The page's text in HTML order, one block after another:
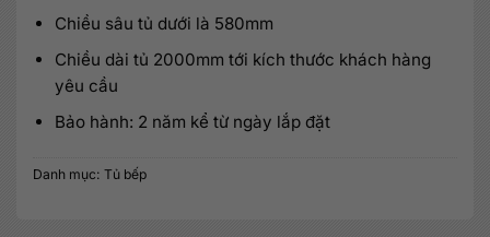
Chiều sâu tủ dưới là 580mm
Chiều dài tủ 2000mm tới kích thước khách hàng
yêu cầu
Bảo hành: 2 năm kể từ ngày lắp đặt
Danh mục: Tủ bếp